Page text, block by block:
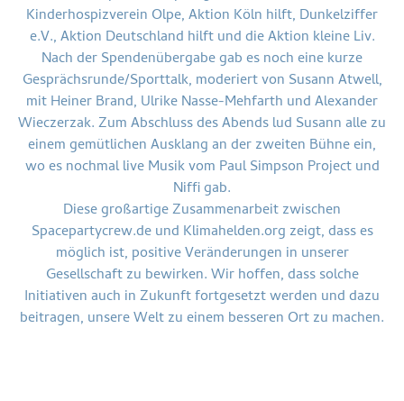
Kinderhospizverein Olpe, Aktion Köln hilft, Dunkelziffer
e.V., Aktion Deutschland hilft und die Aktion kleine Liv.
Nach der Spendenübergabe gab es noch eine kurze
Gesprächsrunde/Sporttalk, moderiert von Susann Atwell,
mit Heiner Brand, Ulrike Nasse-Mehfarth und Alexander
Wieczerzak. Zum Abschluss des Abends lud Susann alle zu
einem gemütlichen Ausklang an der zweiten Bühne ein,
wo es nochmal live Musik vom Paul Simpson Project und
Niffi gab.
Diese großartige Zusammenarbeit zwischen
Spacepartycrew.de und Klimahelden.org zeigt, dass es
möglich ist, positive Veränderungen in unserer
Gesellschaft zu bewirken. Wir hoffen, dass solche
Initiativen auch in Zukunft fortgesetzt werden und dazu
beitragen, unsere Welt zu einem besseren Ort zu machen.